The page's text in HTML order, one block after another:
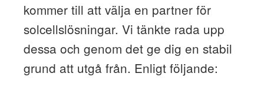
kommer till att välja en partner för
solcellslösningar. Vi tänkte rada upp
dessa och genom det ge dig en stabil
grund att utgå från. Enligt följande: